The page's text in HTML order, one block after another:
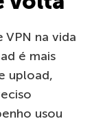
VPN na vida
é mais
upload,
usou